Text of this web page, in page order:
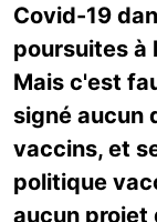
Covid-19
poursuites à
Mais c'est
signé aucun
vaccins, et
politique
aucun projet